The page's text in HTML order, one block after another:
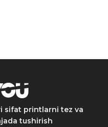
sifat printlarni tez va
tushirish